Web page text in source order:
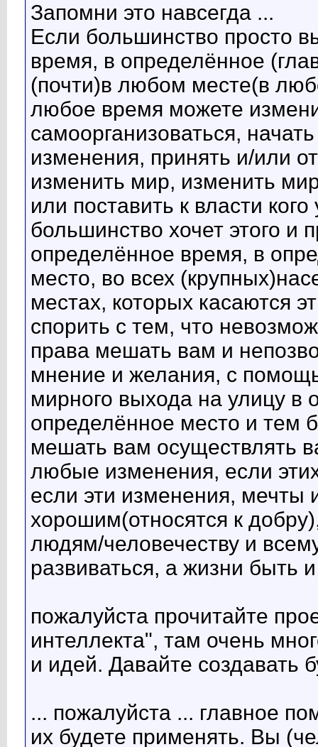
Запомни это навсегда ...
Если большинство просто
время, в определённое
(почти)в любом месте(в
любое время можете
самоорганизоваться,
изменения, принять и/или
изменить мир, изменить
или поставить к власти
большинство хочет этого и
определённое время, в
место, во всех
местах, которых касаются
спорить с тем, что
права мешать вам и
мнение и желания, с
мирного выхода на улицу в
определённое место и тем
мешать вам осуществлять
любые изменения, если
если эти изменения, мечты
хорошим(относятся к
людям/человечеству и
развиваться, а жизни быть
пожалуйста прочитайте
интеллекта", там очень
и идей. Давайте создавать
... пожалуйста ... главное
их будете применять. Вы